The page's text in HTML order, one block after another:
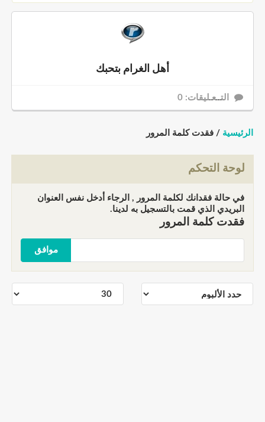
أهل الغرام بتحبك
التــعـليقات: 0
الرئيسية / فقدت كلمة المرور
لوحة التحكم
في حالة فقدانك لكلمة المرور , الرجاء أدخل نفس العنوان
البريدي الذي قمت بالتسجيل به لدينا.
فقدت كلمة المرور
موافق